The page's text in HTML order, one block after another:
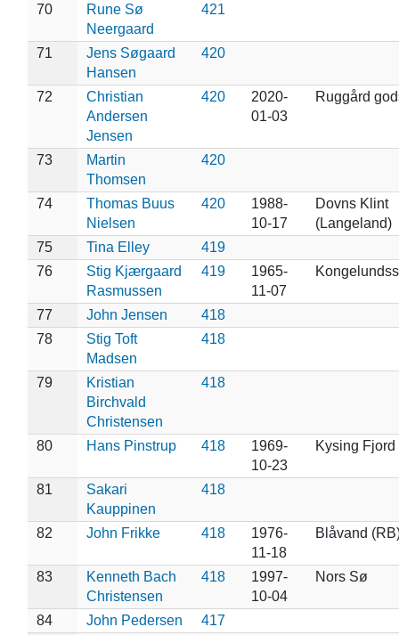
70
Rune Sø
Neergaard
421
71
Jens Søgaard
Hansen
420
72
Christian
Andersen
Jensen
420
2020-
01-03
Ruggård
73
Martin
Thomsen
420
74
Thomas Buus
Nielsen
420
1988-
10-17
Dovns Klint
(Langeland)
75
Tina Elley
419
76
Stig Kjærgaard
Rasmussen
419
1965-
11-07
77 John Jensen
418
78
Stig Toft
Madsen
418
79
Kristian
Birchvald
Christensen
418
80 Hans Pinstrup 418
1969-
10-23
Kysing Fjord
81
Sakari
Kauppinen
418
82 John Frikke 418
1976-
11-18
Blåvand
83
Kenneth Bach
Christensen
418
1997-
10-04
Nors Sø
84 John Pedersen
417